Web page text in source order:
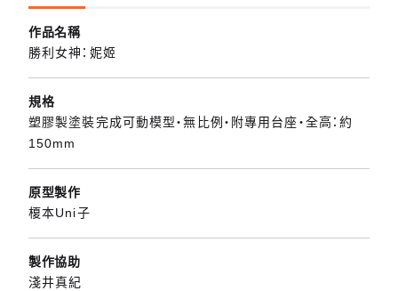
作品名稱
勝利女神：妮姬
規格
塑膠製塗裝完成可動模型・無比例・附專用台座・全高：約
150mm
原型製作
榎本Uni子
製作協助
淺井真紀